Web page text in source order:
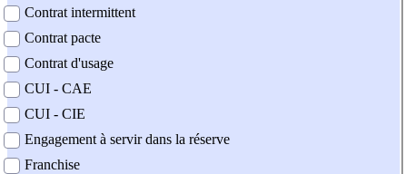
Contrat intermittent
Contrat pacte
Contrat d'usage
CUI - CAE
CUI - CIE
Engagement à servir dans la réserve
Franchise